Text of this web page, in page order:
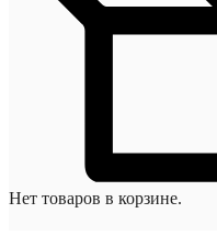
Нет товаров в корзине.